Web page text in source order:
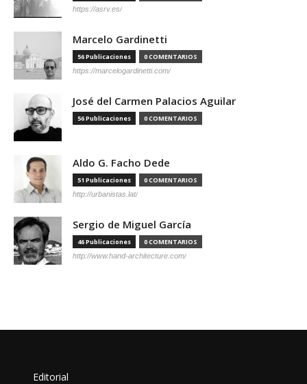
https://asrv.es/
Marcelo Gardinetti
56 Publicaciones 0 COMENTARIOS
https://marcelogardinetti.com/
José del Carmen Palacios Aguilar
56 Publicaciones 0 COMENTARIOS
Aldo G. Facho Dede
51 Publicaciones 0 COMENTARIOS
http://urbanistas.lat/
Sergio de Miguel García
46 Publicaciones 0 COMENTARIOS
http://www.hand-architecture.com/
Editorial